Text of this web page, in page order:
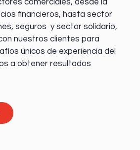
comerciales, desde la
financieros, hasta sector
seguros y sector solidario,
nuestros clientes para
únicos de experiencia del
a obtener resultados